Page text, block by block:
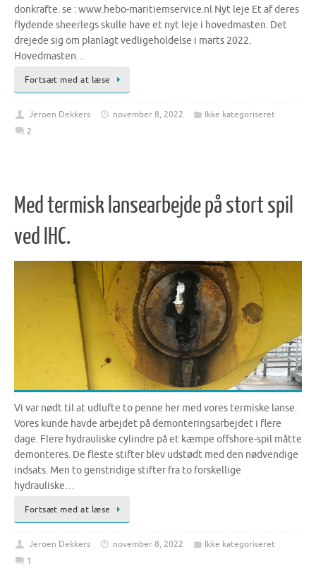
donkrafte. se : www.hebo-maritiemservice.nl Nyt leje Et af deres
flydende sheerlegs skulle have et nyt leje i hovedmasten. Det
drejede sig om planlagt vedligeholdelse i marts 2022.
Hovedmasten…
Fortsæt med at læse
Jeroen Dekkers november 8, 2022
Ikke kategoriseret
2
Med termisk lansearbejde på stort spil
ved IHC.
Vi var nødt til at udlufte to penne her med vores termiske lanse.
Vores kunde havde arbejdet på demonteringsarbejdet i flere
dage. Flere hydrauliske cylindre på et kæmpe offshore-spil måtte
demonteres. De fleste stifter blev udstødt med den nødvendige
indsats. Men to genstridige stifter fra to forskellige
hydrauliske…
Fortsæt med at læse
Jeroen Dekkers november 8, 2022
Ikke kategoriseret
1